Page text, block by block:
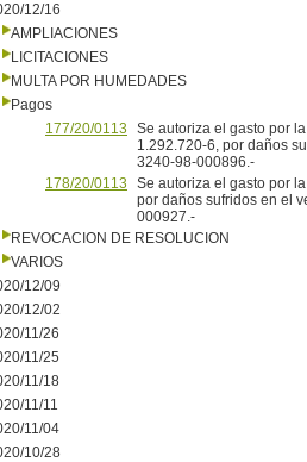
12/16
AMPLIACIONES
LICITACIONES
MULTA POR HUMEDADES
Pagos
177/20/0113
Se autoriza el gasto por
1.292.720-6, por daños
3240-98-000896.-
178/20/0113
Se autoriza el gasto por
por daños sufridos en el
000927.-
REVOCACION DE RESOLUCION
VARIOS
12/09
12/02
11/26
11/25
11/18
11/11
11/04
10/28